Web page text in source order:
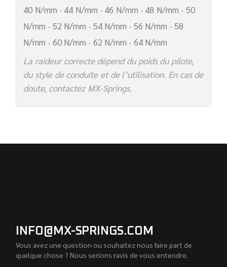
40 N/mm · 44 N/mm · 46 N/mm · 48 N/mm · 50
N/mm · 52 N/mm · 54 N/mm · 56 N/mm · 58
N/mm · 60 N/mm · 62 N/mm · 64 N/mm
La raideur correcte dépend du poids du pilote,
du style de conduite et de l’utilisation. En cas de
doute, contactez MX-Springs.
INFO@MX-SPRINGS.COM
Vous avez une question ou souhaitez nous faire part de
quelque chose ? Nous serions ravis de vous entendre.